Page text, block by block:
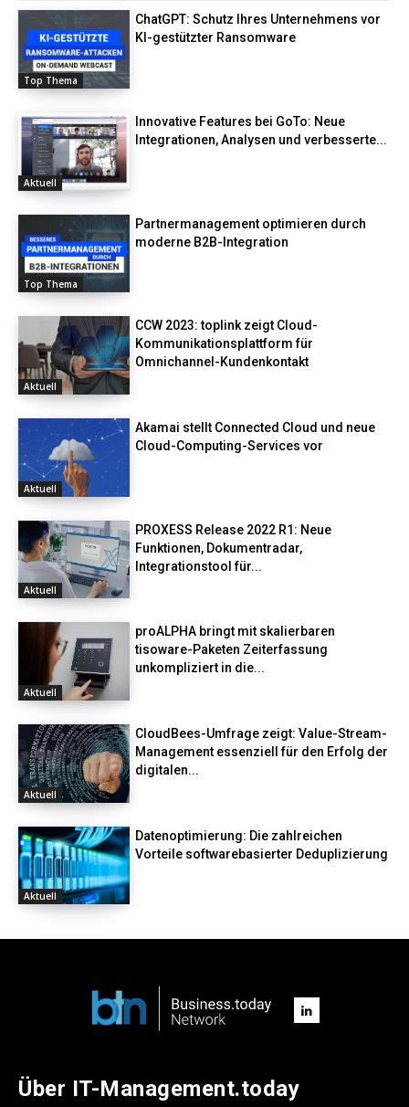
Top Thema
ChatGPT: Schutz Ihres Unternehmens vor
KI-gestützter Ransomware
Aktuell
Innovative Features bei GoTo: Neue
Integrationen, Analysen und verbesserte...
Top Thema
Partnermanagement optimieren durch
moderne B2B-Integration
Aktuell
CCW 2023: toplink zeigt Cloud-
Kommunikationsplattform für
Omnichannel-Kundenkontakt
Aktuell
Akamai stellt Connected Cloud und neue
Cloud-Computing-Services vor
Aktuell
PROXESS Release 2022 R1: Neue
Funktionen, Dokumentradar,
Integrationstool für...
Aktuell
proALPHA bringt mit skalierbaren
tisoware-Paketen Zeiterfassung
unkompliziert in die...
Aktuell
CloudBees-Umfrage zeigt: Value-Stream-
Management essenziell für den Erfolg der
digitalen...
Aktuell
Datenoptimierung: Die zahlreichen
Vorteile softwarebasierter Deduplizierung
Über IT-Management.today